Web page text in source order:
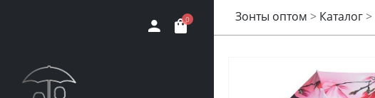
0 Зонты оптом > Каталог>